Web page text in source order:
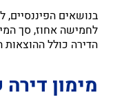
בנושאים
לחמישה אחוז, סך
הדירה כולל ההוצאות
מימון דירה